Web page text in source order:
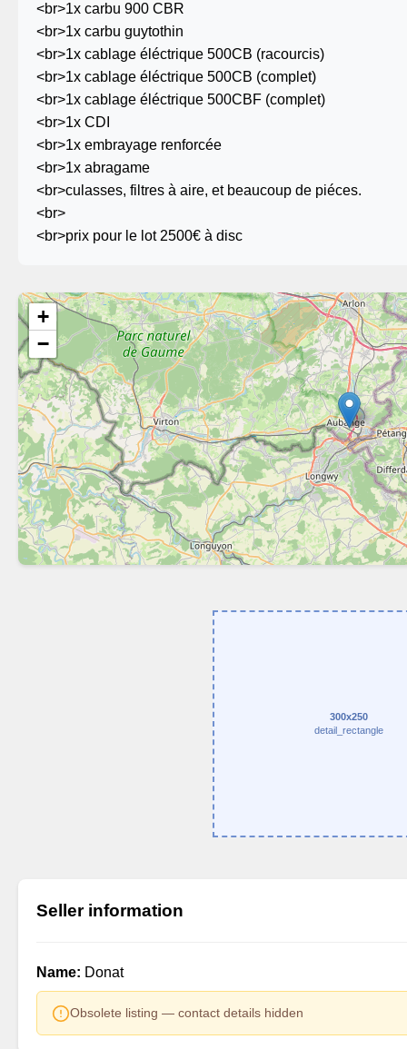
<br>1x carbu 900 CBR
<br>1x carbu guytothin
<br>1x cablage éléctrique 500CB (racourcis)
<br>1x cablage éléctrique 500CB (complet)
<br>1x cablage éléctrique 500CBF (complet)
<br>1x CDI
<br>1x embrayage renforcée
<br>1x abragame
<br>culasses, filtres à aire, et beaucoup de piéces.
<br>
<br>prix pour le lot 2500€ à disc
+
−
300x250
detail_rectangle
Seller information
Name: Donat
Obsolete listing — contact details hidden